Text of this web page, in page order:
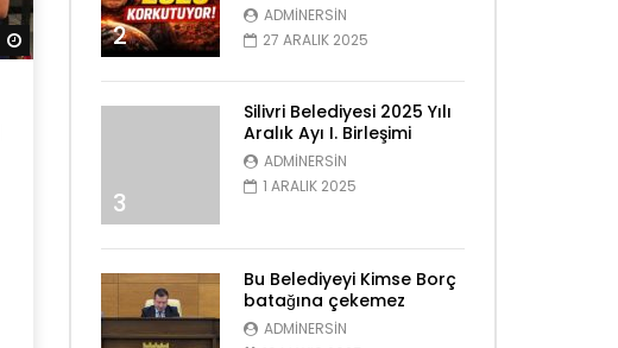
Daha sonra izle
2
ADMINERSIN
27 ARALIK 2025
3
Silivri Belediyesi 2025 Yılı
Aralık Ayı I. Birleşimi
ADMINERSIN
1 ARALIK 2025
Bu Belediyeyi Kimse Borç
batağına çekemez
ADMINERSIN